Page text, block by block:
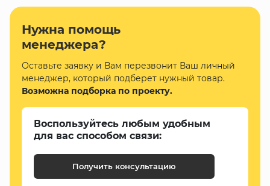
Нужна помощь
менеджера?
Оставьте заявку и Вам перезвонит Ваш личный
менеджер, который подберет нужный товар.
Возможна подборка по проекту.
Воспользуйтесь любым удобным
для вас способом связи:
Получить консультацию